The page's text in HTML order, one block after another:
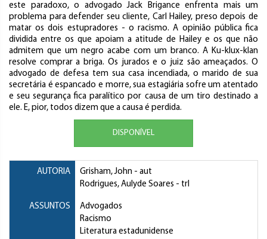
este paradoxo, o advogado Jack Brigance enfrenta mais um
problema para defender seu cliente, Carl Hailey, preso depois de
matar os dois estupradores - o racismo. A opinião pública fica
dividida entre os que apoiam a atitude de Hailey e os que não
admitem que um negro acabe com um branco. A Ku-klux-klan
resolve comprar a briga. Os jurados e o juiz são ameaçados. O
advogado de defesa tem sua casa incendiada, o marido de sua
secretária é espancado e morre, sua estagiária sofre um atentado
e seu segurança fica paralítico por causa de um tiro destinado a
ele. E, pior, todos dizem que a causa é perdida.
DISPONÍVEL
AUTORIA Grisham, John - aut
Rodrigues, Aulyde Soares - trl
ASSUNTOS
Advogados
Racismo
Literatura estadunidense